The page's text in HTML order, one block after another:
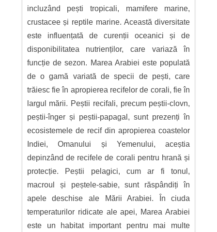
incluzând pești tropicali, mamifere marine,
crustacee și reptile marine. Această diversitate
este influențată de curenții oceanici și de
disponibilitatea nutrienților, care variază în
funcție de sezon. Marea Arabiei este populată
de o gamă variată de specii de pești, care
trăiesc fie în apropierea recifelor de corali, fie în
largul mării. Peștii recifali, precum peștii-clovn,
peștii-înger și peștii-papagal, sunt prezenți în
ecosistemele de recif din apropierea coastelor
Indiei, Omanului și Yemenului, aceștia
depinzând de recifele de corali pentru hrană și
protecție. Peștii pelagici, cum ar fi tonul,
macroul și peștele-sabie, sunt răspândiți în
apele deschise ale Mării Arabiei. În ciuda
temperaturilor ridicate ale apei, Marea Arabiei
este un habitat important pentru mai multe